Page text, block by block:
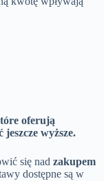
oferują
wyższe.
się nad zakupem
dostępne są w